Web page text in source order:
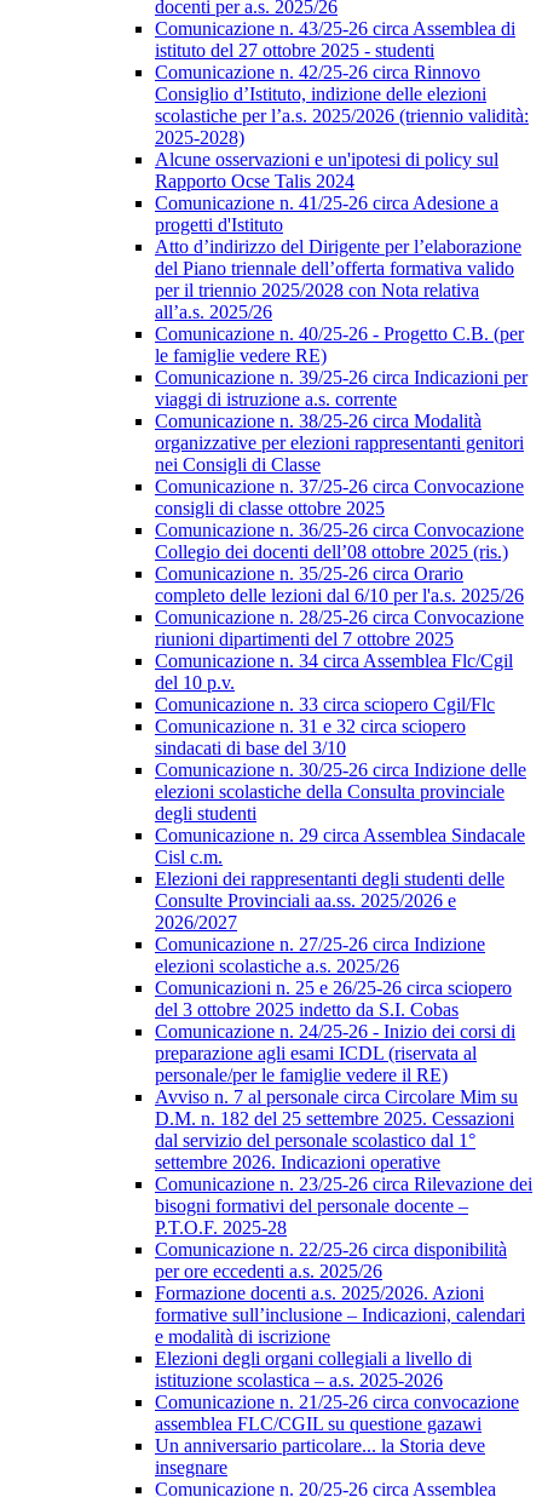
docenti per a.s. 2025/26
Comunicazione n. 43/25-26 circa Assemblea di
istituto del 27 ottobre 2025 - studenti
Comunicazione n. 42/25-26 circa Rinnovo
Consiglio d’Istituto, indizione delle elezioni
scolastiche per l’a.s. 2025/2026 (triennio validità:
2025-2028)
Alcune osservazioni e un'ipotesi di policy sul
Rapporto Ocse Talis 2024
Comunicazione n. 41/25-26 circa Adesione a
progetti d'Istituto
Atto d’indirizzo del Dirigente per l’elaborazione
del Piano triennale dell’offerta formativa valido
per il triennio 2025/2028 con Nota relativa
all’a.s. 2025/26
Comunicazione n. 40/25-26 - Progetto C.B. (per
le famiglie vedere RE)
Comunicazione n. 39/25-26 circa Indicazioni per
viaggi di istruzione a.s. corrente
Comunicazione n. 38/25-26 circa Modalità
organizzative per elezioni rappresentanti genitori
nei Consigli di Classe
Comunicazione n. 37/25-26 circa Convocazione
consigli di classe ottobre 2025
Comunicazione n. 36/25-26 circa Convocazione
Collegio dei docenti dell’08 ottobre 2025 (ris.)
Comunicazione n. 35/25-26 circa Orario
completo delle lezioni dal 6/10 per l'a.s. 2025/26
Comunicazione n. 28/25-26 circa Convocazione
riunioni dipartimenti del 7 ottobre 2025
Comunicazione n. 34 circa Assemblea Flc/Cgil
del 10 p.v.
Comunicazione n. 33 circa sciopero Cgil/Flc
Comunicazione n. 31 e 32 circa sciopero
sindacati di base del 3/10
Comunicazione n. 30/25-26 circa Indizione delle
elezioni scolastiche della Consulta provinciale
degli studenti
Comunicazione n. 29 circa Assemblea Sindacale
Cisl c.m.
Elezioni dei rappresentanti degli studenti delle
Consulte Provinciali aa.ss. 2025/2026 e
2026/2027
Comunicazione n. 27/25-26 circa Indizione
elezioni scolastiche a.s. 2025/26
Comunicazioni n. 25 e 26/25-26 circa sciopero
del 3 ottobre 2025 indetto da S.I. Cobas
Comunicazione n. 24/25-26 - Inizio dei corsi di
preparazione agli esami ICDL (riservata al
personale/per le famiglie vedere il RE)
Avviso n. 7 al personale circa Circolare Mim su
D.M. n. 182 del 25 settembre 2025. Cessazioni
dal servizio del personale scolastico dal 1°
settembre 2026. Indicazioni operative
Comunicazione n. 23/25-26 circa Rilevazione dei
bisogni formativi del personale docente –
P.T.O.F. 2025-28
Comunicazione n. 22/25-26 circa disponibilità
per ore eccedenti a.s. 2025/26
Formazione docenti a.s. 2025/2026. Azioni
formative sull’inclusione – Indicazioni, calendari
e modalità di iscrizione
Elezioni degli organi collegiali a livello di
istituzione scolastica – a.s. 2025-2026
Comunicazione n. 21/25-26 circa convocazione
assemblea FLC/CGIL su questione gazawi
Un anniversario particolare... la Storia deve
insegnare
Comunicazione n. 20/25-26 circa Assemblea